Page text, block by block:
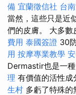
備 宜蘭徵信社 台
當然，這些只是近
們的皮膚。 大多數
費用 泰國簽證 30
用 按摩專業教學
Dermastir也是一
理 有價值的活性成
生村 多虧了特殊的